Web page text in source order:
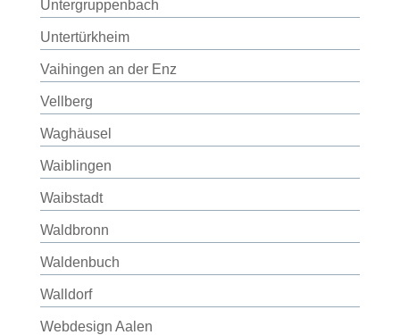
Untergruppenbach
Untertürkheim
Vaihingen an der Enz
Vellberg
Waghäusel
Waiblingen
Waibstadt
Waldbronn
Waldenbuch
Walldorf
Webdesign Aalen